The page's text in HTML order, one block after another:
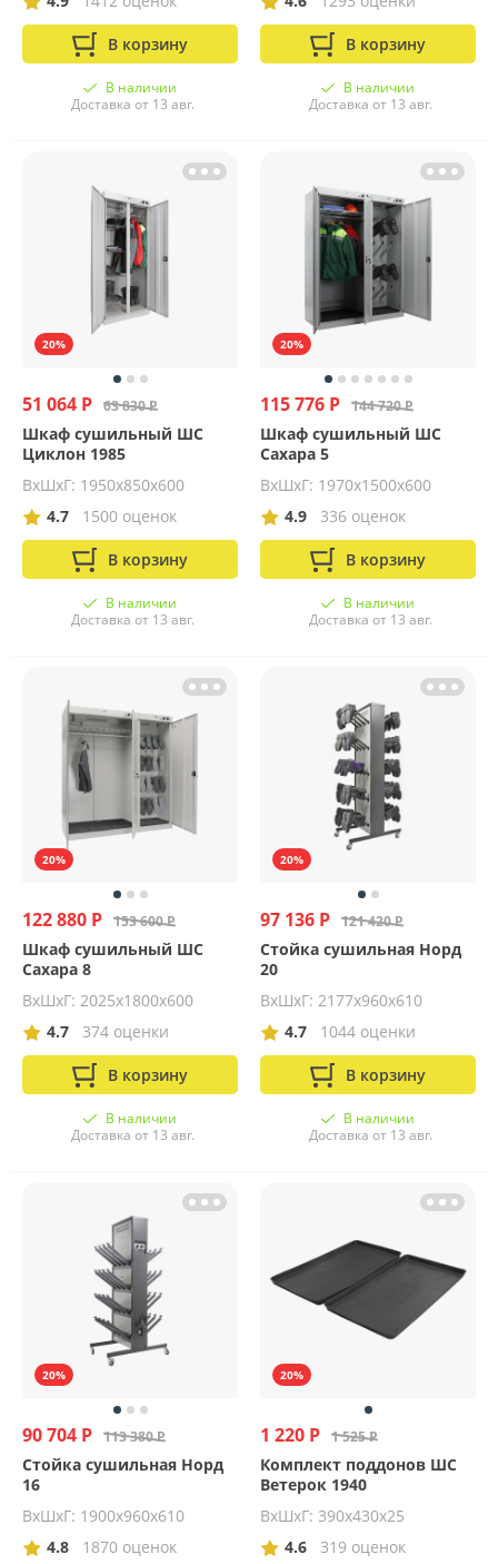
В корзину
В наличии
Доставка от 13 авг.
В корзину
В наличии
Доставка от 13 авг.
20%
51 064 Р 63 830 Р
Шкаф сушильный ШС
Циклон 1985
ВхШхГ: 1950х850х600
4.7
1500 оценок
В корзину
В наличии
Доставка от 13 авг.
20%
115 776 Р 144 720 Р
Шкаф сушильный ШС
Сахара 5
ВхШхГ: 1970х1500х600
4.9
336 оценок
В корзину
В наличии
Доставка от 13 авг.
20%
122 880 Р 153 600 Р
Шкаф сушильный ШС
Сахара 8
ВхШхГ: 2025х1800х600
4.7
374 оценки
В корзину
В наличии
Доставка от 13 авг.
20%
97 136 Р 121 420 Р
Стойка сушильная Норд
20
ВхШхГ: 2177х960х610
4.7
1044 оценки
В корзину
В наличии
Доставка от 13 авг.
20%
90 704 Р 113 380 Р
Стойка сушильная Норд
16
ВхШхГ: 1900х960х610
4.8
1870 оценок
20%
1 220 Р 1 525 Р
Комплект поддонов ШС
Ветерок 1940
ВхШхГ: 390х430х25
4.6
319 оценок